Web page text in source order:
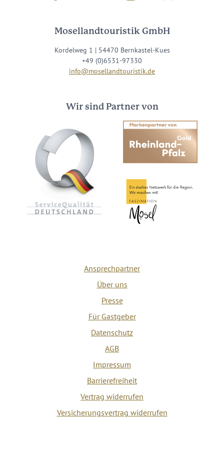
Mosellandtouristik GmbH
Kordelweg 1 | 54470 Bernkastel-Kues
+49 (0)6531-97330
info@mosellandtouristik.de
Wir sind Partner von
Ansprechpartner
Über uns
Presse
Für Gastgeber
Datenschutz
AGB
Impressum
Barrierefreiheit
Vertrag widerrufen
Versicherungsvertrag widerrufen